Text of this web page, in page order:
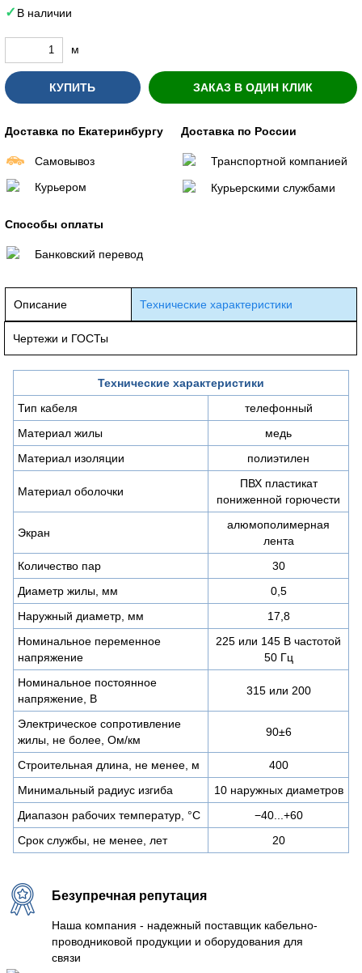
В наличии
м
КУПИТЬ ЗАКАЗ В ОДИН КЛИК
Доставка по Екатеринбургу
Самовывоз
Курьером
Доставка по России
Транспортной компанией
Курьерскими службами
Способы оплаты
Банковский перевод
Описание Технические характеристики
Чертежи и ГОСТы
Технические характеристики
Тип кабеля
телефонный
Материал жилы
медь
Материал изоляции
полиэтилен
Материал оболочки
ПВХ пластикат
пониженной горючести
Экран
алюмополимерная
лента
Количество пар
30
Диаметр жилы, мм
0,5
Наружный диаметр, мм
17,8
Номинальное переменное
напряжение
225 или 145 В частотой
50 Гц
Номинальное постоянное
напряжение, В
315 или 200
Электрическое сопротивление
жилы, не более, Ом/км
90±6
Строительная длина, не менее, м
400
Минимальный радиус изгиба
10 наружных диаметров
Диапазон рабочих температур, °C
−40...+60
Срок службы, не менее, лет
20
Безупречная репутация
Наша компания - надежный поставщик кабельно-
проводниковой продукции и оборудования для
связи